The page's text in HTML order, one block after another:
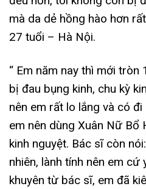
mà da dẻ hồng hào hơn
27 tuổi – Hà Nội.
“ Em năm nay thì mới tròn
bị đau bụng kinh, chu kỳ
nên em rất lo lắng và có đi
em nên dùng Xuân Nữ Bổ
kinh nguyệt. Bác sĩ còn
nhiên, lành tính nên em cứ
khuyên từ bác sĩ, em đã